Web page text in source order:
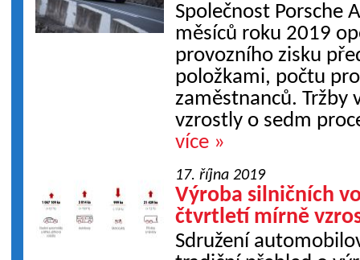
Společnost Porsche
měsíců roku 2019
provozního zisku
položkami, počtu
zaměstnanců. Tržby
vzrostly o sedm
více »
17. října 2019
Výroba silničních
čtvrtletí mírně
Sdružení